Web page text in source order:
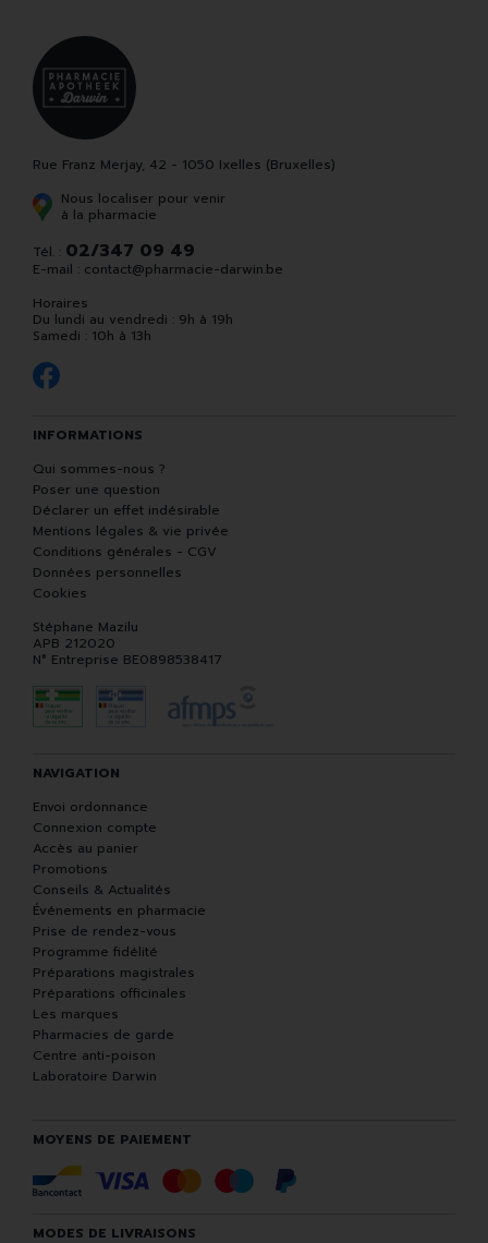
Rue Franz Merjay, 42 - 1050 Ixelles (Bruxelles)
Nous localiser pour venir
à la pharmacie
Tél. : 02/347 09 49
E-mail : contact@pharmacie-darwin.be
Horaires
Du lundi au vendredi : 9h à 19h
Samedi : 10h à 13h
INFORMATIONS
Qui sommes-nous ?
Poser une question
Déclarer un effet indésirable
Mentions légales & vie privée
Conditions générales - CGV
Données personnelles
Cookies
Stéphane Mazilu
APB 212020
N° Entreprise BE0898538417
NAVIGATION
Envoi ordonnance
Connexion compte
Accès au panier
Promotions
Conseils & Actualités
Événements en pharmacie
Prise de rendez-vous
Programme fidélité
Préparations magistrales
Préparations officinales
Les marques
Pharmacies de garde
Centre anti-poison
Laboratoire Darwin
MOYENS DE PAIEMENT
MODES DE LIVRAISONS